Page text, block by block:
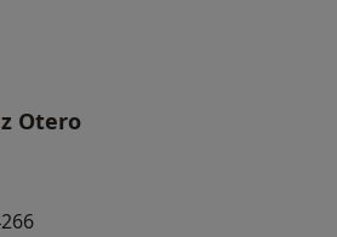
Otero